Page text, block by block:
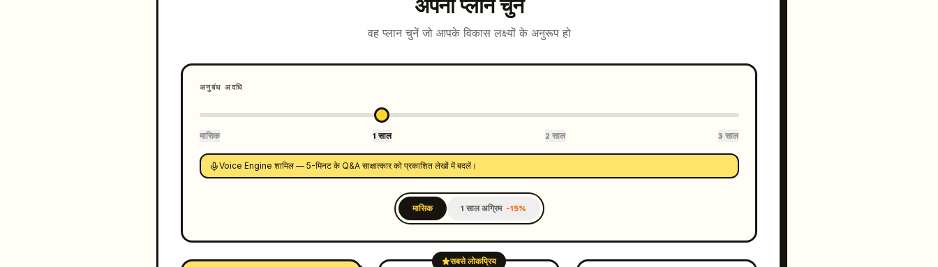
अपना प्लान चुनें
वह प्लान चुनें जो आपके विकास लक्ष्यों के अनुरूप हो
अनुबंध अवधि
मासिक 1 साल 2 साल 3 साल
Voice Engine शामिल — 5-मिनट के Q&A साक्षात्कार को प्रकाशित लेखों में बदलें।
मासिक 1 साल अग्रिम -15%
सबसे लोकप्रिय